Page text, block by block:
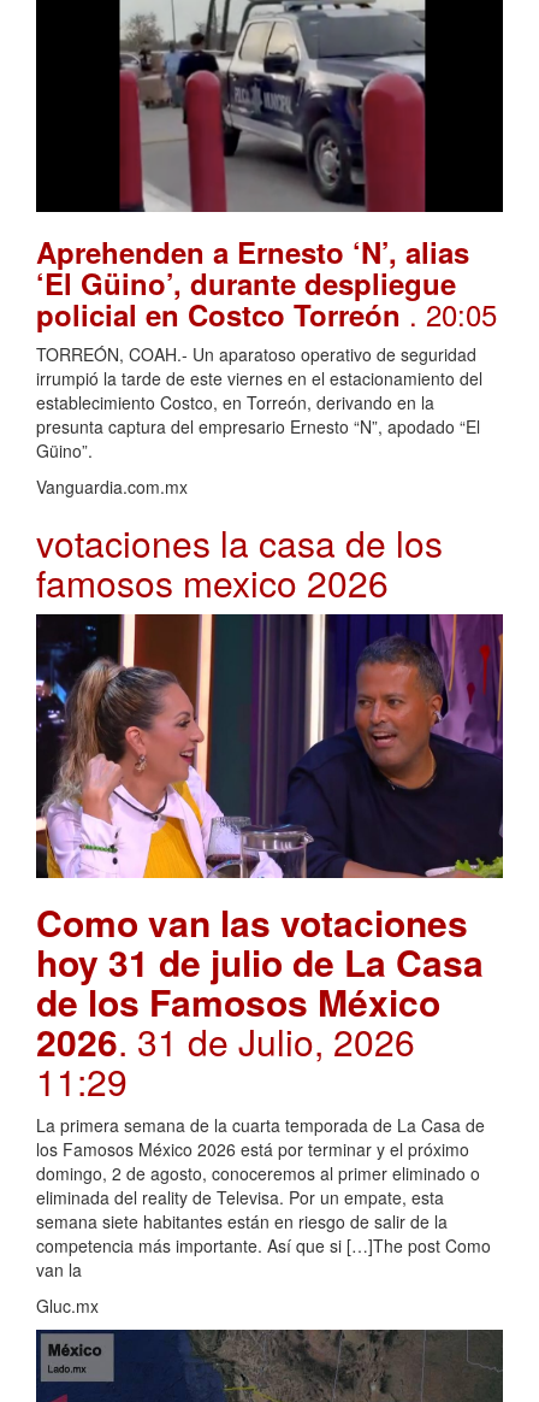
Aprehenden a Ernesto ‘N’, alias
‘El Güino’, durante despliegue
policial en Costco Torreón. 20:05
TORREÓN, COAH.- Un aparatoso operativo de seguridad
irrumpió la tarde de este viernes en el estacionamiento del
establecimiento Costco, en Torreón, derivando en la
presunta captura del empresario Ernesto “N”, apodado “El
Güino”.
Vanguardia.com.mx
votaciones la casa de los
famosos mexico 2026
Como van las votaciones
hoy 31 de julio de La Casa
de los Famosos México
2026. 31 de Julio, 2026
11:29
La primera semana de la cuarta temporada de La Casa de
los Famosos México 2026 está por terminar y el próximo
domingo, 2 de agosto, conoceremos al primer eliminado o
eliminada del reality de Televisa. Por un empate, esta
semana siete habitantes están en riesgo de salir de la
competencia más importante. Así que si […]The post Como
van la
Gluc.mx